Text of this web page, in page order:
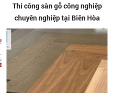
Thi công sàn gỗ công nghiệp
chuyên nghiệp tại Biên Hòa